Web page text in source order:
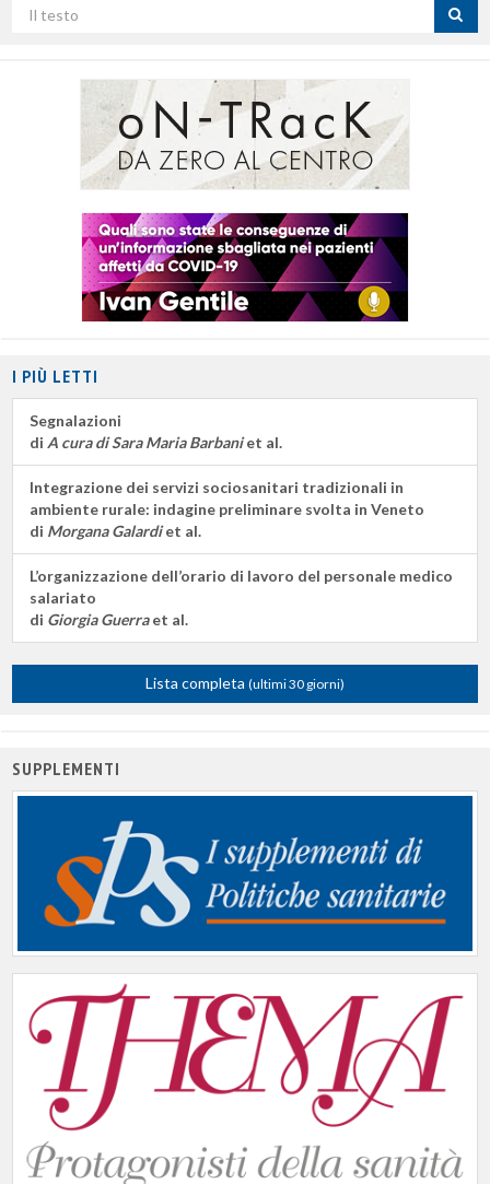
per
I PIÙ LETTI
Segnalazioni
di A cura di Sara Maria Barbaniet al.
Integrazione dei servizi sociosanitari tradizionali in
ambiente rurale: indagine preliminare svolta in Veneto
di Morgana Galardiet al.
L’organizzazione dell’orario di lavoro del personale medico
salariato
di Giorgia Guerraet al.
Lista completa (ultimi 30 giorni)
SUPPLEMENTI